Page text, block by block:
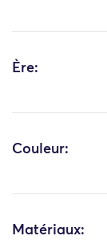
Ère:
Couleur:
Matériaux: